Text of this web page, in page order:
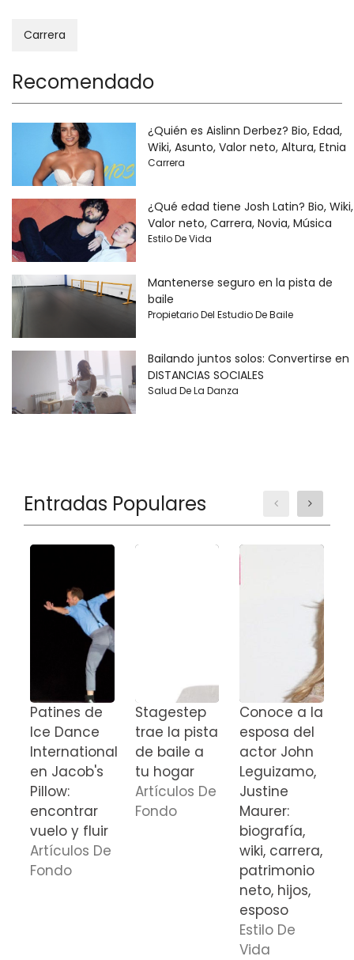
Carrera
Recomendado
¿Quién es Aislinn Derbez? Bio, Edad,
Wiki, Asunto, Valor neto, Altura, Etnia
Carrera
¿Qué edad tiene Josh Latin? Bio, Wiki,
Valor neto, Carrera, Novia, Música
Estilo De Vida
Mantenerse seguro en la pista de
baile
Propietario Del Estudio De Baile
Bailando juntos solos: Convertirse en
DISTANCIAS SOCIALES
Salud De La Danza
Entradas Populares
Patines de
Ice Dance
International
en Jacob's
Pillow:
encontrar
vuelo y fluir
Artículos De
Fondo
Stagestep
trae la pista
de baile a
tu hogar
Artículos De
Fondo
Conoce a la
esposa del
actor John
Leguizamo,
Justine
Maurer:
biografía,
wiki, carrera,
patrimonio
neto, hijos,
esposo
Estilo De
Vida